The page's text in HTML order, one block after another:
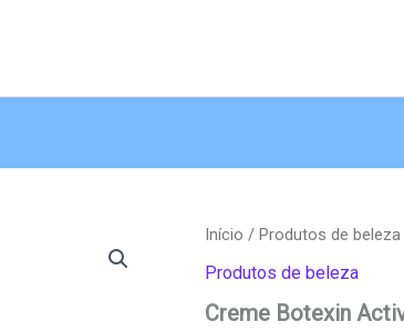
Início /Produtos de beleza
Produtos de beleza
Creme Botexin